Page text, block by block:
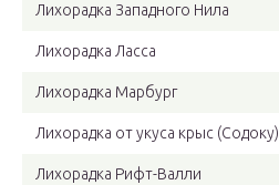
Лихорадка Западного Нила
Лихорадка Ласса
Лихорадка Марбург
Лихорадка от укуса крыс (Содоку)
Лихорадка Рифт-Валли